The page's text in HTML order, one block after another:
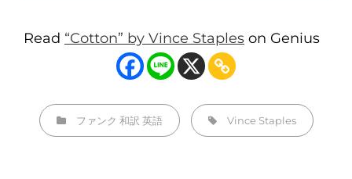
Read “Cotton” by Vince Staples on Genius
カ
テ
ファンク 和訳 英語
タ
グ,
Vince Staples